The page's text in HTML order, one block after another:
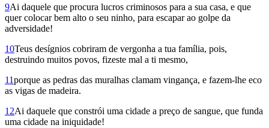
9Ai daquele que procura lucros criminosos para a sua casa, e que
quer colocar bem alto o seu ninho, para escapar ao golpe da
adversidade!
10Teus desígnios cobriram de vergonha a tua família, pois,
destruindo muitos povos, fizeste mal a ti mesmo,
11porque as pedras das muralhas clamam vingança, e fazem-lhe eco
as vigas de madeira.
12Ai daquele que constrói uma cidade a preço de sangue, que funda
uma cidade na iniquidade!